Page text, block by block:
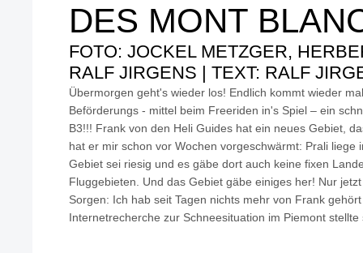
DES MONT
FOTO: JOCKEL METZGER,
RALF JIRGENS | TEXT: RALF
Übermorgen geht's wieder los! Endlich kommt wieder
Beförderungs - mittel beim Freeriden in's Spiel – ein
B3!!! Frank von den Heli Guides hat ein neues Gebiet,
hat er mir schon vor Wochen vorgeschwärmt: Prali liege
Gebiet sei riesig und es gäbe dort auch keine fixen
Fluggebieten. Und das Gebiet gäbe einiges her! Nur
Sorgen: Ich hab seit Tagen nichts mehr von Frank
Internetrecherche zur Schneesituation im Piemont